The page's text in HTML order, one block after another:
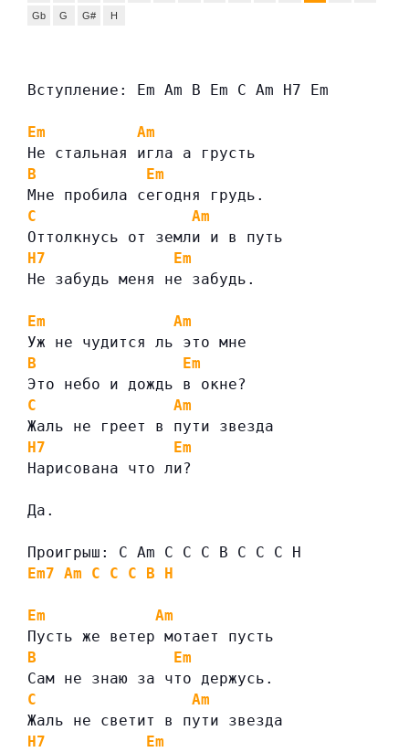
Gb G G# H
Вступление: Em Am B Em C Am H7 Em
Em
Am
Не стальная игла а грусть
B
Em
Мне пробила сегодня грудь.
C
Am
Оттолкнусь от земли и в путь
H7
Em
Не забудь меня не забудь.
Em
Am
Уж не чудится ль это мне
B
Em
Это небо и дождь в окне?
C
Am
Жаль не греет в пути звезда
H7
Em
Нарисована что ли?
Да.
Проигрыш: C Am C C C B C C C H
Em7 Am C C C B H
Em
Am
Пусть же ветер мотает пусть
B
Em
Сам не знаю за что держусь.
C
Am
Жаль не светит в пути звезда
H7
Em